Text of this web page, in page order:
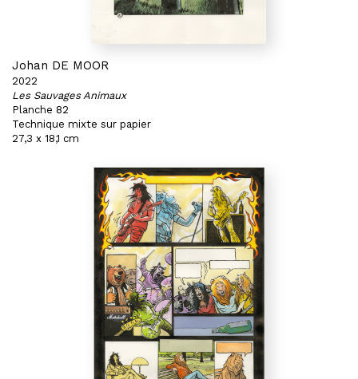
Johan DE MOOR
2022
Les Sauvages Animaux
Planche 82
Technique mixte sur papier
27,3 x 18,1 cm